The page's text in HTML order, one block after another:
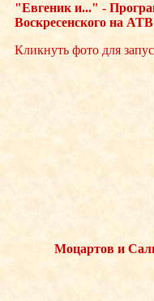
"Евгеник и..." -
Воскресенского на АТВ
Кликнуть фото для
Моцартов и